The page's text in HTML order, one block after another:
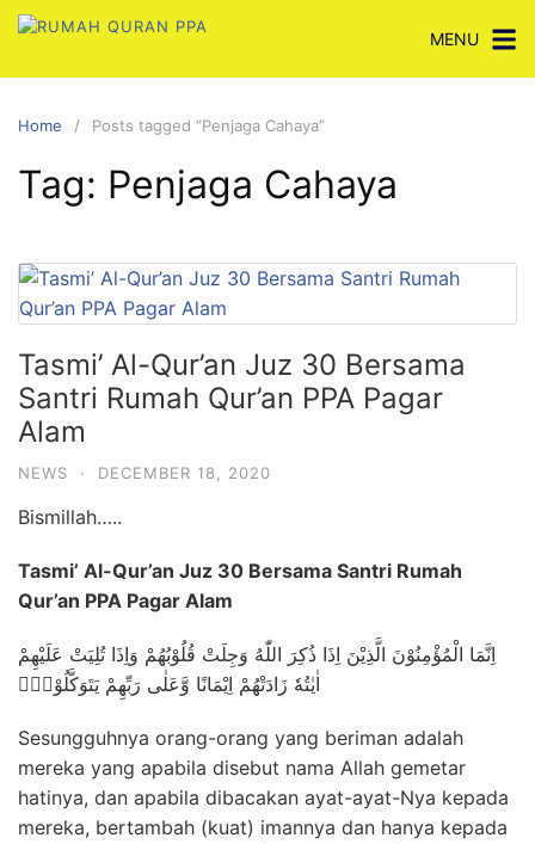
Skip
content
MENU
Home Posts tagged “Penjaga Cahaya”
Tag: Penjaga Cahaya
Tasmi’ Al-Qur’an Juz 30 Bersama
Santri Rumah Qur’an PPA Pagar
Alam
NEWS · DECEMBER 18, 2020
Bismillah…..
Tasmi’ Al-Qur’an Juz 30 Bersama Santri Rumah
Qur’an PPA Pagar Alam
اِنَّمَا الْمُؤْمِنُوْنَ الَّذِيْنَ اِذَا ذُكِرَ اللّٰهُ وَجِلَتْ قُلُوْبُهُمْ وَاِذَا تُلِيَتْ عَلَيْهِمْ
اٰيٰتُهٗ زَادَتْهُمْ اِيْمَانًا وَّعَلٰى رَبِّهِمْ يَتَوَكَّلُوْنَۙ
Sesungguhnya orang-orang yang beriman adalah
mereka yang apabila disebut nama Allah gemetar
hatinya, dan apabila dibacakan ayat-ayat-Nya kepada
mereka, bertambah (kuat) imannya dan hanya kepada